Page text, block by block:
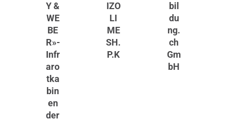
Y &
WE
BE
R»-
Infr
aro
tka
bin
en
der
IZO
LI
ME
SH.
P.K
bil
du
ng.
ch
Gm
bH